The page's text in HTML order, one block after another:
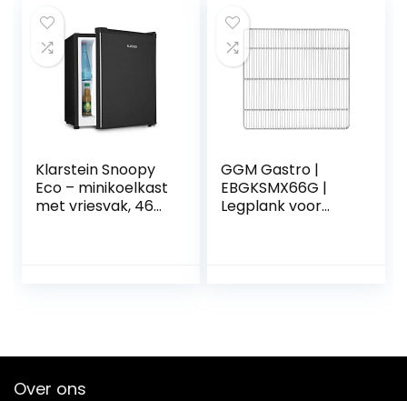
koelkast geschikt
voor reizen
Klarstein Snoopy
Eco – minikoelkast
met vriesvak, 46
GGM Gastro |
EBGKSMX66G |
Legplank voor
Over ons